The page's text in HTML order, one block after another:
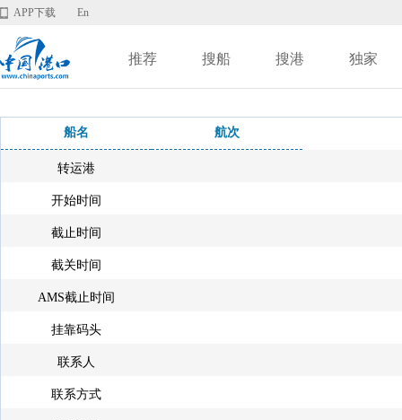
APP下载 En
推荐 搜船 搜港 独家
船名 航次
转运港
开始时间
截止时间
截关时间
AMS截止时间
挂靠码头
联系人
联系方式